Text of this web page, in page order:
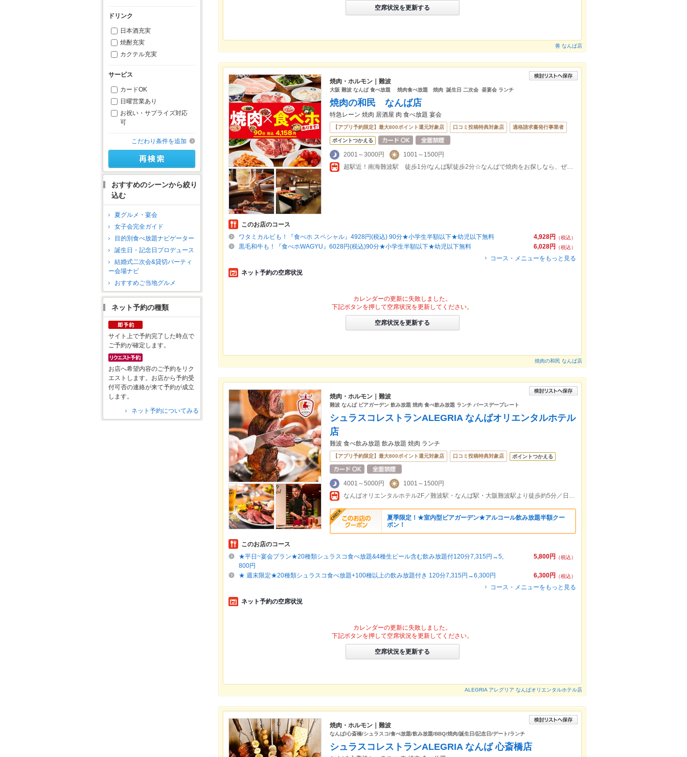
ドリンク
日本酒充実
焼酎充実
カクテル充実
サービス
カードOK
日曜営業あり
お祝い・サプライズ対応
可
こだわり条件を追加
おすすめのシーンから絞り
込む
夏グルメ・宴会
女子会完全ガイド
目的別食べ放題ナビゲーター
誕生日・記念日プロデュース
結婚式二次会&貸切パーティ
ー会場ナビ
おすすめご当地グルメ
ネット予約の種類
サイト上で予約完了した時点で
ご予約が確定します。
お店へ希望内容のご予約をリク
エストします。お店から予約受
付可否の連絡が来て予約が成立
します。
ネット予約についてみる
空席状況を更新する
善 なんば店
焼肉・ホルモン｜難波
大阪 難波 なんば 食べ放題 焼肉食べ放題 焼肉 誕生日 二次会 昼宴会 ランチ
焼肉の和民 なんば店
特急レーン 焼肉 居酒屋 肉 食べ放題 宴会
【アプリ予約限定】最大800ポイント還元対象店 口コミ投稿特典対象店 適格請求書発行事業者
ポイントつかえる
2001～3000円
1001～1500円
超駅近！南海難波駅 徒歩1分/なんば駅徒歩2分☆なんばで焼肉をお探しなら、ぜひ当店へ！
このお店のコース
4,928円
（税込）
ワタミカルビも！『食べホ スペシャル』4928円(税込) 90分★小学生半額以下★幼児以下無料
6,028円
（税込）
黒毛和牛も！『食べホWAGYU』6028円(税込)90分★小学生半額以下★幼児以下無料
コース・メニューをもっと見る
ネット予約の空席状況
カレンダーの更新に失敗しました。
下記ボタンを押して空席状況を更新してください。
空席状況を更新する
焼肉の和民 なんば店
焼肉・ホルモン｜難波
難波 なんば ビアガーデン 飲み放題 焼肉 食べ飲み放題 ランチ バースデープレート
シュラスコレストランALEGRIA なんばオリエンタルホテル
店
難波 食べ飲み放題 飲み放題 焼肉 ランチ
【アプリ予約限定】最大800ポイント還元対象店 口コミ投稿特典対象店 ポイントつかえる
4001～5000円
1001～1500円
なんばオリエンタルホテル2F／難波駅・なんば駅・大阪難波駅より徒歩約5分／日本橋駅より徒歩5分
夏季限定！★室内型ビアガーデン★アルコール飲み放題半額クー
ポン！
このお店のコース
5,800円
（税込）
★平日~宴会プラン★20種類シュラスコ食べ放題&4種生ビール含む飲み放題付120分7,315円→5,
800円
6,300円
（税込）
★ 週末限定★20種類シュラスコ食べ放題+100種以上の飲み放題付き 120分7,315円→6,300円
コース・メニューをもっと見る
ネット予約の空席状況
カレンダーの更新に失敗しました。
下記ボタンを押して空席状況を更新してください。
空席状況を更新する
ALEGRIA アレグリア なんばオリエンタルホテル店
焼肉・ホルモン｜難波
なんば/心斎橋/シュラスコ/食べ放題/飲み放題/BBQ/焼肉/誕生日/記念日/デート/ランチ
シュラスコレストランALEGRIA なんば 心斎橋店